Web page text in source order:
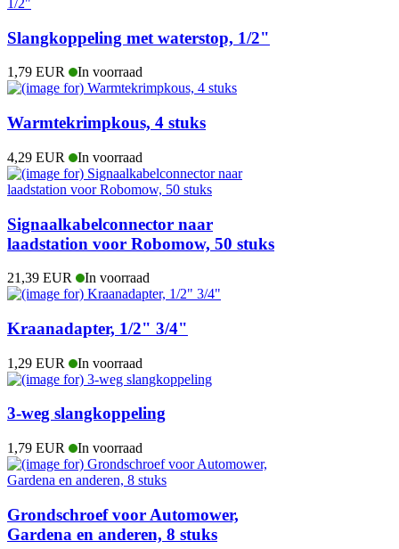
Slangkoppeling met waterstop, 1/2"
1,79 EUR In voorraad
Warmtekrimpkous, 4 stuks
4,29 EUR In voorraad
Signaalkabelconnector naar
laadstation voor Robomow, 50 stuks
21,39 EUR In voorraad
Kraanadapter, 1/2" 3/4"
1,29 EUR In voorraad
3-weg slangkoppeling
1,79 EUR In voorraad
Grondschroef voor Automower,
Gardena en anderen, 8 stuks